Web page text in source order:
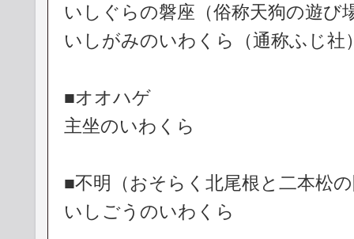
いしぐらの磐座（俗称天狗の遊び
いしがみのいわくら（通称ふじ社
■オオハゲ
主坐のいわくら
■不明（おそらく北尾根と二本松
いしごうのいわくら